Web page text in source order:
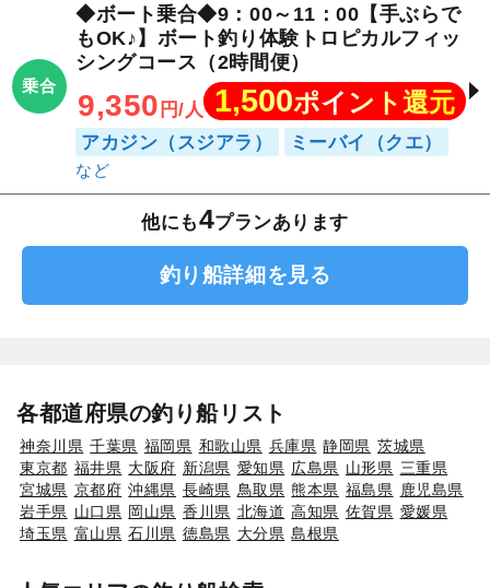
乗合
◆ボート乗合◆9：00～11：00【手ぶらで
もOK♪】ボート釣り体験トロピカルフィッ
シングコース（2時間便）
9,350 円/人 1,500ポイント還元
アカジン（スジアラ） ミーバイ（クエ）
他にも4プランあります
釣り船詳細を見る
各都道府県の釣り船リスト
神奈川県 千葉県 福岡県 和歌山県 兵庫県 静岡県 茨城県
東京都 福井県 大阪府 新潟県 愛知県 広島県 山形県 三重県
宮城県 京都府 沖縄県 長崎県 鳥取県 熊本県 福島県 鹿児島県
岩手県 山口県 岡山県 香川県 北海道 高知県 佐賀県 愛媛県
埼玉県 富山県 石川県 徳島県 大分県 島根県